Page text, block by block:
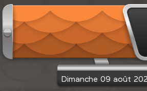
Dimanche 09 août